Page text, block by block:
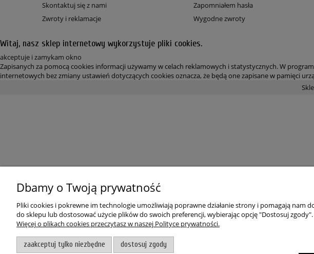
Skontaktuj się z nami
Zwroty i reklamacje
Zapomniałem hasła
Wygodne zwroty
Witaj, nasz sklep internetowy wykorzystuje pliki cookies.
akceptuje i zamykam okno
Zapisanych za pomocą cookies informacji używamy w celach reklamowych i statystycznych. W
internetowych bez zmiany ustawień dotyczących cookies oznacza, że będą one zapisane w pamięci
Dbamy o Twoją prywatność
Pliki cookies i pokrewne im technologie umożliwiają poprawne działanie strony i pomagają
do sklepu lub dostosować użycie plików do swoich preferencji, wybierając opcję "Dostosuj zgody".
Więcej o plikach cookies przeczytasz w naszej Polityce prywatności.
zaakceptuj tylko niezbędne dostosuj zgody